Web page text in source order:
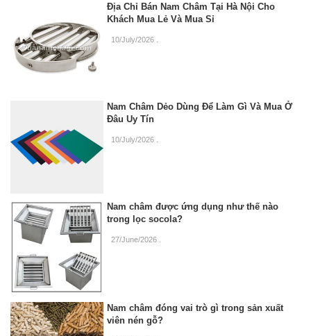
Địa Chỉ Bán Nam Châm Tại Hà Nội Cho
Khách Mua Lẻ Và Mua Sỉ
10/July/2026
Nam Châm Dẻo Dùng Để Làm Gì Và Mua Ở
Đâu Uy Tín
10/July/2026
Nam châm được ứng dụng như thế nào
trong lọc socola?
27/June/2026
Nam châm đóng vai trò gì trong sản xuất
viên nén gỗ?